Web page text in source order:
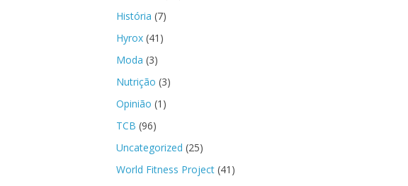
História (7)
Hyrox (41)
Moda (3)
Nutrição (3)
Opinião (1)
TCB (96)
Uncategorized (25)
World Fitness Project (41)